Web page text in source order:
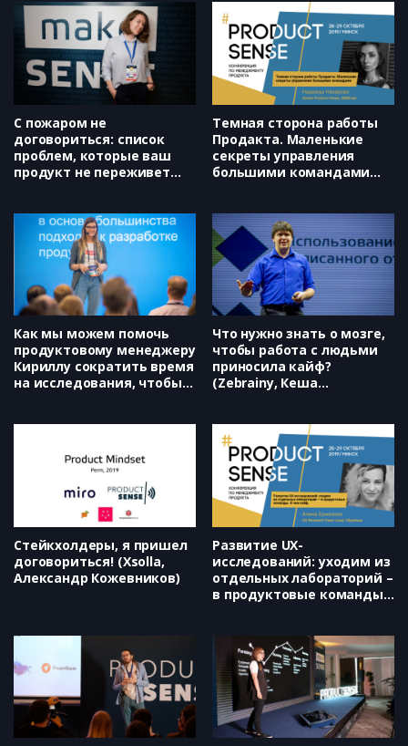
встреч (Екатерина Пуданова)
Как (не) сделать обучение
бессмысленным? (Олег
Доброштан)
С пожаром не
договориться: список
проблем, которые ваш
продукт не переживет
Темная сторона работы
Продакта. Маленькие
секреты управления
большими командами
Как мы можем помочь
продуктовому менеджеру
Кириллу сократить время
на исследования, чтобы
Что нужно знать о мозге,
чтобы работа с людьми
приносила кайф?
(Zebrainy, Кеша
Стейкхолдеры, я пришел
договориться! (Xsolla,
Александр Кожевников)
Развитие UX-
исследований: уходим из
отдельных лабораторий –
в продуктовые команды.